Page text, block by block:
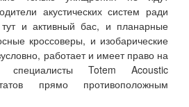
акустических систем ради
тут и активный бас, и планарные
кроссоверы, и изобарические
работает и имеет право на
специалисты Totem Acoustic
прямо противоположным